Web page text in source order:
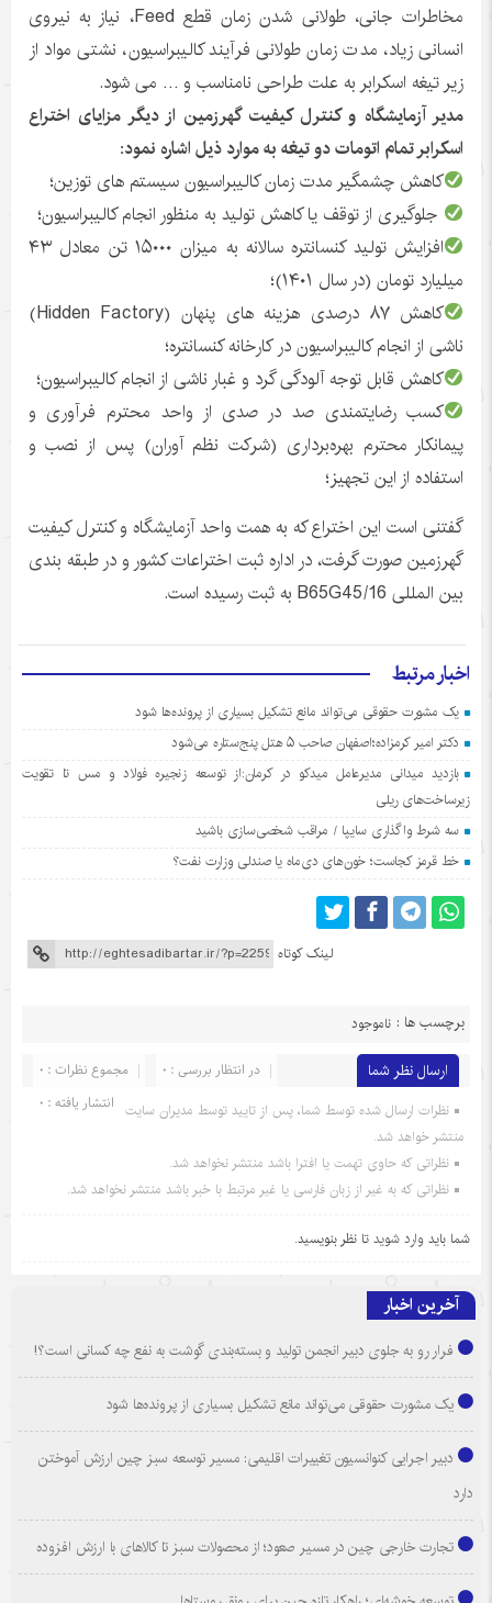
مخاطرات جانی، طولانی شدن زمان قطع Feed، نیاز به نیروی
انسانی زیاد، مدت زمان طولانی فرآیند کالیبراسیون، نشتی مواد از
زیر تیغه اسکرابر به علت طراحی نامناسب و … می شود.
مدیر آزمایشگاه و کنترل کیفیت گهرزمین از دیگر مزایای اختراع
اسکرابر تمام اتومات دو تیغه به موارد ذیل اشاره نمود:
کاهش چشمگیر مدت زمان کالیبراسیون سیستم های توزین؛
جلوگیری از توقف یا کاهش تولید به منظور انجام کالیبراسیون؛
افزایش تولید کنسانتره سالانه به میزان ۱۵۰۰۰ تن معادل ۴۳
میلیارد تومان (در سال ۱۴۰۱)؛
کاهش ۸۷ درصدی هزینه های پنهان (Hidden Factory)
ناشی از انجام کالیبراسیون در کارخانه کنسانتره؛
کاهش قابل توجه آلودگی گرد‌ و غبار ناشی از انجام کالیبراسیون؛
کسب رضایتمندی صد در صدی از واحد محترم فرآوری و
پیمانکار محترم بهره‌برداری (شرکت نظم آوران) پس از نصب و
استفاده از این تجهیز؛
گفتنی است این اختراع که به همت واحد آزمایشگاه و کنترل کیفیت
گهرزمین صورت گرفت، در اداره ثبت اختراعات کشور و در طبقه بندی
بین المللی B65G45/16 به ثبت رسیده است.
اخبار مرتبط
یک مشورت حقوقی می‌تواند مانع تشکیل بسیاری از پرونده‌ها شود
دکتر امیر کرمزاده؛اصفهان صاحب ۵ هتل پنج‌ستاره می‌شود
بازدید میدانی مدیرعامل میدکو در کرمان:از توسعه زنجیره فولاد و مس تا تقویت
زیرساخت‌های ریلی
سه شرط واگذاری سایپا / مراقب شخصی‌سازی باشید
خط قرمز کجاست؛ خون‌های دی‌ماه یا صندلی وزارت نفت؟
لینک کوتاه
برچسب ها : ناموجود
ارسال نظر شما مجموع نظرات : 0
در انتظار بررسی : 0
انتشار یافته : 0 نظرات ارسال شده توسط شما، پس از تایید توسط مدیران سایت
منتشر خواهد شد.
نظراتی که حاوی تهمت یا افترا باشد منتشر نخواهد شد.
نظراتی که به غیر از زبان فارسی یا غیر مرتبط با خبر باشد منتشر نخواهد شد.
شما باید وارد شوید تا نظر بنویسید.
آخرین اخبار
فرار رو به جلوی دبیر انجمن تولید و بسته‌بندی گوشت به نفع چه کسانی است؟!
یک مشورت حقوقی می‌تواند مانع تشکیل بسیاری از پرونده‌ها شود
دبیر اجرایی کنوانسیون تغییرات اقلیمی: مسیر توسعه سبز چین ارزش آموختن
دارد
تجارت خارجی چین در مسیر صعود؛ از محصولات سبز تا کالاهای با ارزش افزوده